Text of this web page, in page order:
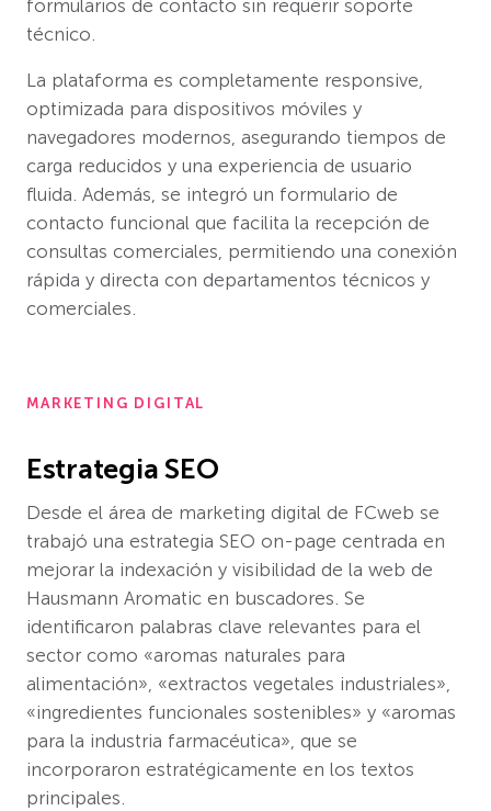
formularios de contacto sin requerir soporte
técnico.
La plataforma es completamente responsive,
optimizada para dispositivos móviles y
navegadores modernos, asegurando tiempos de
carga reducidos y una experiencia de usuario
fluida. Además, se integró un formulario de
contacto funcional que facilita la recepción de
consultas comerciales, permitiendo una conexión
rápida y directa con departamentos técnicos y
comerciales.
MARKETING DIGITAL
Estrategia SEO
Desde el área de marketing digital de FCweb se
trabajó una estrategia SEO on-page centrada en
mejorar la indexación y visibilidad de la web de
Hausmann Aromatic en buscadores. Se
identificaron palabras clave relevantes para el
sector como «aromas naturales para
alimentación», «extractos vegetales industriales»,
«ingredientes funcionales sostenibles» y «aromas
para la industria farmacéutica», que se
incorporaron estratégicamente en los textos
principales.